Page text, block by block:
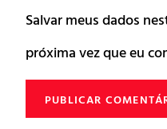
Salvar meus dados
próxima vez que eu